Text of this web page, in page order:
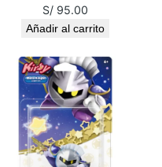
S/ 95.00
Añadir al carrito